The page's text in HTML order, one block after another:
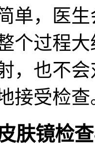
单，医
个过程
，也不
接受检查
肤镜检